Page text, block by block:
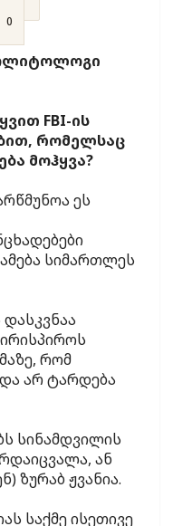
0
FBI-ის
რომელსაც
მოჰყვა?
ეს
სიმართლეს
რომ
არ ტარდება
სინამდვილის
ან
ზურაბ ჟვანია.
საქმე ისეთივე